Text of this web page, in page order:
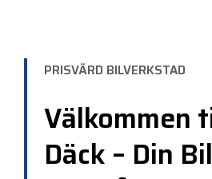
PRISVÄRD BILVERKSTAD
Välkommen
Däck – Din